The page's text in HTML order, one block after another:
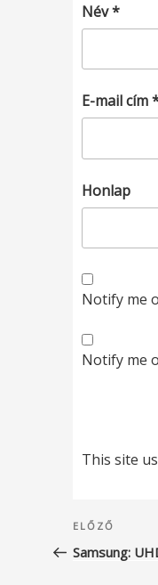
Név*
E-mail cím
Honlap
Notify me
Notify me
This site
Korábbi
bejegyzés
ELŐZŐ
Samsung: